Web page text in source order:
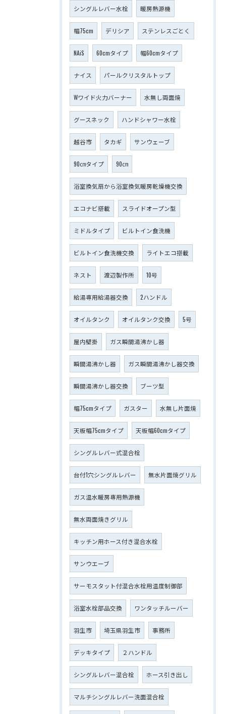
シングルレバー水栓 暖房熱源機
幅75cm デリシア ステンレスごとく
NAiS 60cmタイプ 幅60cmタイプ
ナイス パールクリスタルトップ
Wワイド火力バーナー 水無し両面焼
グースネック ハンドシャワー水栓
越谷市 タカギ サンウェーブ
90㎝タイプ 90㎝
浴室換気扇から浴室換気暖房乾燥機交換
エコナビ搭載 スライドオープン型
ミドルタイプ ビルトイン食洗機
ビルトイン食洗機交換 ライトエコ搭載
ネスト 渡辺製作所 10号
給湯専用給湯器交換 2ハンドル
オイルタンク オイルタンク交換 5号
屋内壁掛 ガス瞬間湯沸かし器
瞬間湯沸かし器 ガス瞬間湯沸かし器交換
瞬間湯沸かし器交換 ブーツ型
幅75cmタイプ ガスター 水無し片面焼
天板幅75cmタイプ 天板幅60cmタイプ
シングルレバー式混合栓
台付1穴シングルレバー 無水片面焼グリル
ガス温水暖房専用熱源機
無水両面焼きグリル
キッチン用ホース付き混合水栓
サンウエーブ
サーモスタット付混合水栓用温度制御部
浴室水栓部品交換 ワンタッチルーバー
羽生市 埼玉県羽生市 事務所
デッキタイプ ２ハンドル
シングルレバー混合栓 ホース引き出し
マルチシングルレバー洗面混合栓